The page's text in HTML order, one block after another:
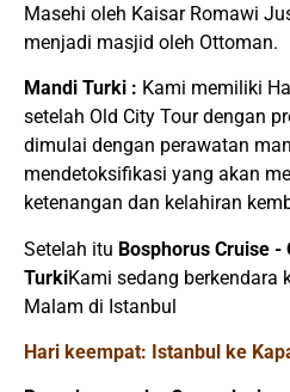
Masehi oleh Kaisar Romawi
menjadi masjid oleh Ottoman.
Mandi Turki : Kami memiliki
setelah Old City Tour dengan
dimulai dengan perawatan
mendetoksifikasi yang akan
ketenangan dan kelahiran
Setelah itu Bosphorus Cruise -
TurkiKami sedang berkendara
Malam di Istanbul
Hari keempat: Istanbul ke